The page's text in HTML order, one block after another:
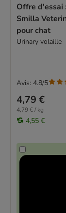
Offre d'essai
Smilla
pour chat
Urinary volaille
4,79 €
4,79 € / kg
4,55 €
Avis: 4.8/5